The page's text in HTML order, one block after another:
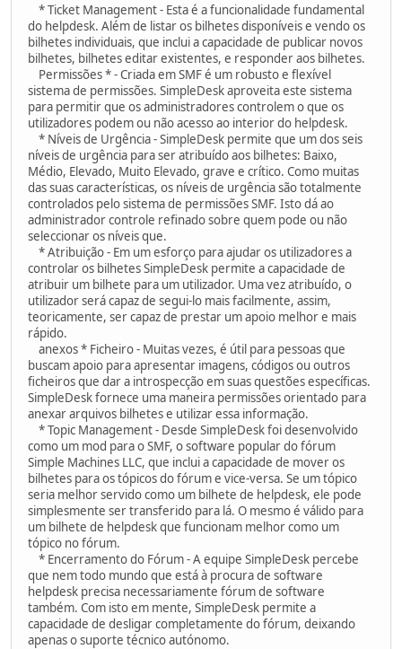
* Ticket Management - Esta é a funcionalidade fundamental
do helpdesk. Além de listar os bilhetes disponíveis e vendo os
bilhetes individuais, que inclui a capacidade de publicar novos
bilhetes, bilhetes editar existentes, e responder aos bilhetes.
Permissões * - Criada em SMF é um robusto e flexível
sistema de permissões. SimpleDesk aproveita este sistema
para permitir que os administradores controlem o que os
utilizadores podem ou não acesso ao interior do helpdesk.
* Níveis de Urgência - SimpleDesk permite que um dos seis
níveis de urgência para ser atribuído aos bilhetes: Baixo,
Médio, Elevado, Muito Elevado, grave e crítico. Como muitas
das suas características, os níveis de urgência são totalmente
controlados pelo sistema de permissões SMF. Isto dá ao
administrador controle refinado sobre quem pode ou não
seleccionar os níveis que.
* Atribuição - Em um esforço para ajudar os utilizadores a
controlar os bilhetes SimpleDesk permite a capacidade de
atribuir um bilhete para um utilizador. Uma vez atribuído, o
utilizador será capaz de segui-lo mais facilmente, assim,
teoricamente, ser capaz de prestar um apoio melhor e mais
rápido.
anexos * Ficheiro - Muitas vezes, é útil para pessoas que
buscam apoio para apresentar imagens, códigos ou outros
ficheiros que dar a introspecção em suas questões específicas.
SimpleDesk fornece uma maneira permissões orientado para
anexar arquivos bilhetes e utilizar essa informação.
* Topic Management - Desde SimpleDesk foi desenvolvido
como um mod para o SMF, o software popular do fórum
Simple Machines LLC, que inclui a capacidade de mover os
bilhetes para os tópicos do fórum e vice-versa. Se um tópico
seria melhor servido como um bilhete de helpdesk, ele pode
simplesmente ser transferido para lá. O mesmo é válido para
um bilhete de helpdesk que funcionam melhor como um
tópico no fórum.
* Encerramento do Fórum - A equipe SimpleDesk percebe
que nem todo mundo que está à procura de software
helpdesk precisa necessariamente fórum de software
também. Com isto em mente, SimpleDesk permite a
capacidade de desligar completamente do fórum, deixando
apenas o suporte técnico autónomo.